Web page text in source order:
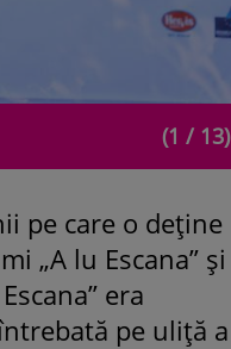
(1 / 13)
pe care o deține
„A lu Escana” și
era
pe uliță a